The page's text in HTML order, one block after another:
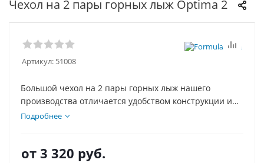
Чехол на 2 пары горных лыж Optima 2
Артикул: 51008
Большой чехол на 2 пары горных лыж нашего
производства отличается удобством конструкции и
доступной ценой. Низ чехла усилен специальной
стяжки для фиксации лыж.
Подробнее
от 3 320 руб.